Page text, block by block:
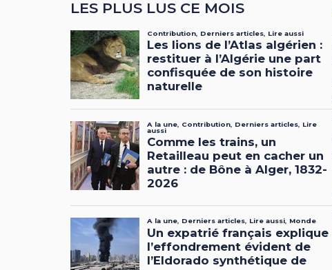
LES PLUS LUS CE MOIS